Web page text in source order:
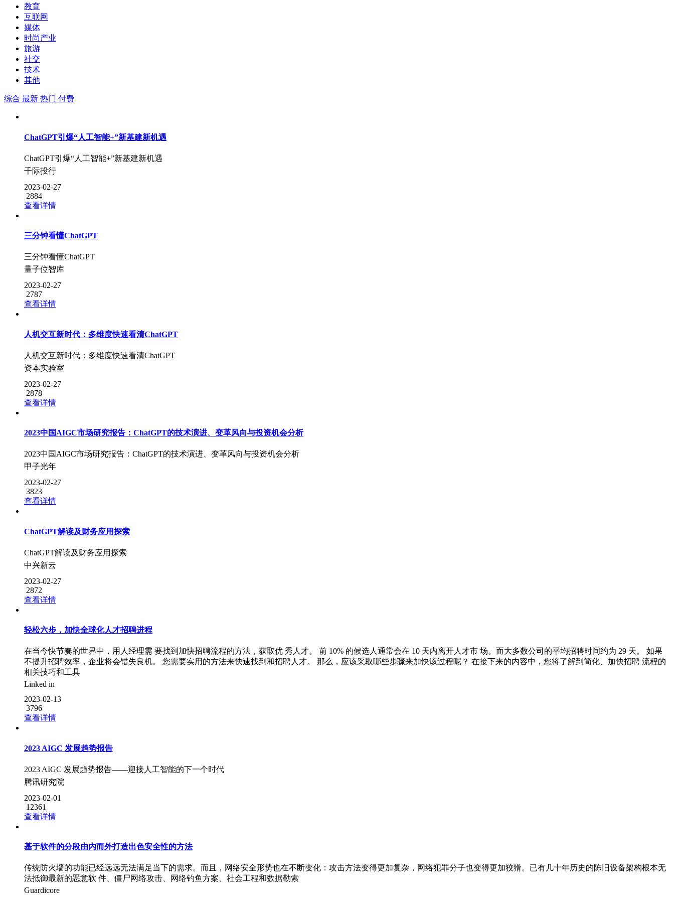
教育
互联网
媒体
时尚产业
旅游
社交
技术
其他
综合 最新 热门 付费
ChatGPT引爆“人工智能+”新基建新机遇
ChatGPT引爆“人工智能+”新基建新机遇
千际投行
2023-02-27
2884
查看详情
三分钟看懂ChatGPT
三分钟看懂ChatGPT
量子位智库
2023-02-27
2787
查看详情
人机交互新时代：多维度快速看清ChatGPT
人机交互新时代：多维度快速看清ChatGPT
资本实验室
2023-02-27
2878
查看详情
2023中国AIGC市场研究报告：ChatGPT的技术演进、变革风向与投资机会分析
2023中国AIGC市场研究报告：ChatGPT的技术演进、变革风向与投资机会分析
甲子光年
2023-02-27
3823
查看详情
ChatGPT解读及财务应用探索
ChatGPT解读及财务应用探索
中兴新云
2023-02-27
2872
查看详情
轻松六步，加快全球化人才招聘进程
在当今快节奏的世界中，用人经理需 要找到加快招聘流程的方法，获取优 秀人才。 前 10% 的候选人通常会在 10 天内离开人才市 场。而大多数公司的平均招聘时间约为 29 天。 如果
不提升招聘效率，企业将会错失良机。 您需要实用的方法来快速找到和招聘人才。 那么，应该采取哪些步骤来加快该过程呢？ 在接下来的内容中，您将了解到简化、加快招聘 流程的
相关技巧和工具
Linked in
2023-02-13
3796
查看详情
2023 AIGC 发展趋势报告
2023 AIGC 发展趋势报告——迎接人工智能的下一个时代
腾讯研究院
2023-02-01
12361
查看详情
基于软件的分段由内而外打造出色安全性的方法
传统防火墙的功能已经远远无法满足当下的需求。而且，网络安全形势也在不断变化：攻击方法变得更加复杂，网络犯罪分子也变得更加狡猾。已有几十年历史的陈旧设备架构根本无
法抵御最新的恶意软 件、僵尸网络攻击、网络钓鱼方案、社会工程和数据勒索
Guardicore